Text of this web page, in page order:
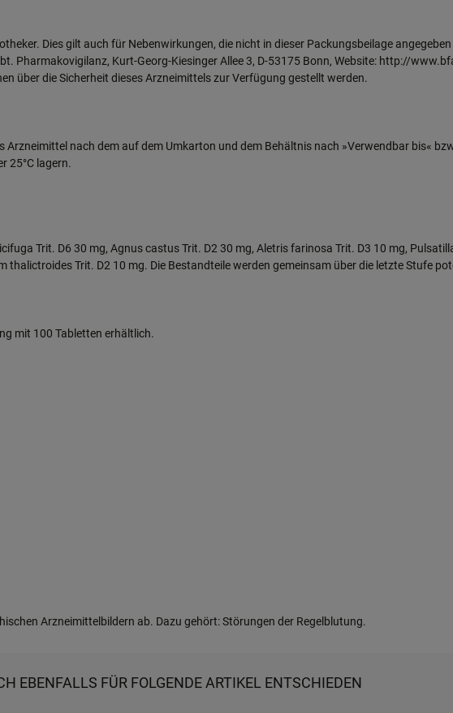
Dies gilt auch für Nebenwirkungen, die nicht in dieser Packungsbeilage
Pharmakovigilanz, Kurt-Georg-Kiesinger Allee 3, D-53175 Bonn, Website: http://
über die Sicherheit dieses Arzneimittels zur Verfügung gestellt werden.
nach dem auf dem Umkarton und dem Behältnis nach »Verwendbar bis«
25°C lagern.
Trit. D6 30 mg, Agnus castus Trit. D2 30 mg, Aletris farinosa Trit. D3 10 mg,
thalictroides Trit. D2 10 mg. Die Bestandteile werden gemeinsam über die letzte Stufe
mit 100 Tabletten erhältlich.
Arzneimittelbildern ab. Dazu gehört: Störungen der Regelblutung.
EBENFALLS FÜR FOLGENDE ARTIKEL ENTSCHIEDEN